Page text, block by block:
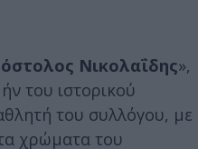
Νικολαΐδης»,
του ιστορικού
του συλλόγου, με
χρώματα του